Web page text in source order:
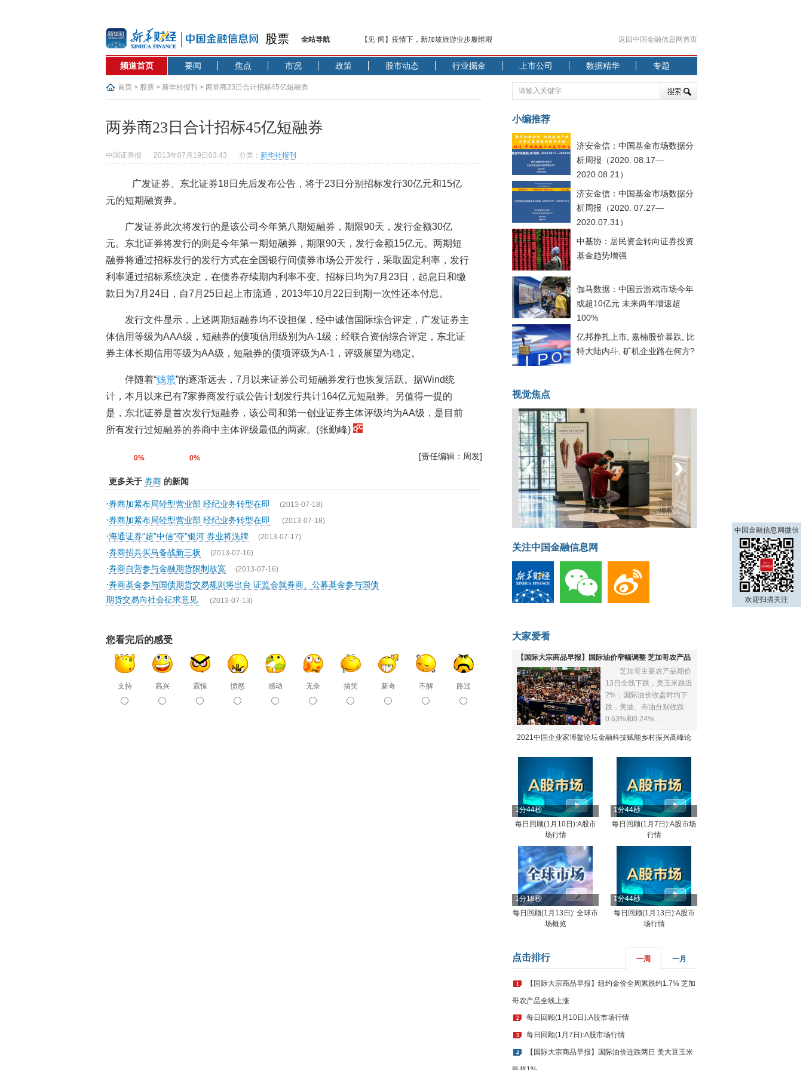
股票 全站导航
【见·闻】疫情下，新加坡旅游业步履维艰
记者手记：疫情下的香港零售业如何浴火重生？
【见·闻】疫情下一家香港传统零售商的转型突围之旅
济安金信：中国基金市场数据分析周报（2020. 07.27—2020.07.31）
【新华财经调查】同业存单、结构性存款玩起“跷跷板” 结构性失衡藏
央行公开市场净投放300亿元 短端资金利率明显下行
基本面及股市双轮冲击 债市回调十年期债表现最弱
沥青期货连续两日涨逾3% 沪银及两粕涨势喜人
恒生聚源：北斗收官之星发射成功，全产业链解析
返回中国金融信息网首页
频道首页 要闻 焦点 市况 政策 股市动态 行业掘金 上市公司 数据精华 专题
首页 > 股票 > 新华社报刊 > 两券商23日合计招标45亿短融券
两券商23日合计招标45亿短融券
中国证券报 2013年07月19日03:43 分类： 新华社报刊
广发证券、东北证券18日先后发布公告，将于23日分别招标发行30亿元和15亿
元的短期融资券。
广发证券此次将发行的是该公司今年第八期短融券，期限90天，发行金额30亿
元。东北证券将发行的则是今年第一期短融券，期限90天，发行金额15亿元。两期短
融券将通过招标发行的发行方式在全国银行间债券市场公开发行，采取固定利率，发行
利率通过招标系统决定，在债券存续期内利率不变。招标日均为7月23日，起息日和缴
款日为7月24日，自7月25日起上市流通，2013年10月22日到期一次性还本付息。
发行文件显示，上述两期短融券均不设担保，经中诚信国际综合评定，广发证券主
体信用等级为AAA级，短融券的债项信用级别为A-1级；经联合资信综合评定，东北证
券主体长期信用等级为AA级，短融券的债项评级为A-1，评级展望为稳定。
伴随着“钱荒”的逐渐远去，7月以来证券公司短融券发行也恢复活跃。据Wind统
计，本月以来已有7家券商发行或公告计划发行共计164亿元短融券。另值得一提的
是，东北证券是首次发行短融券，该公司和第一创业证券主体评级均为AA级，是目前
所有发行过短融券的券商中主体评级最低的两家。(张勤峰)
0% 0% [责任编辑：周发]
更多关于 券商 的新闻
·券商加紧布局轻型营业部 经纪业务转型在即 (2013-07-18)
·券商加紧布局轻型营业部 经纪业务转型在即 (2013-07-18)
·海通证券“超”中信“夺”银河 券业将洗牌 (2013-07-17)
·券商招兵买马备战新三板 (2013-07-16)
·券商自营参与金融期货限制放宽 (2013-07-16)
·券商基金参与国债期货交易规则将出台 证监会就券商、公募基金参与国债
期货交易向社会征求意见 (2013-07-13)
您看完后的感受
支持 高兴 震惊 愤怒 感动 无奈 搞笑 新奇 不解 路过
小编推荐
济安金信：中国基金市场数据分
析周报（2020. 08.17—
2020.08.21）
济安金信：中国基金市场数据分
析周报（2020. 07.27—
2020.07.31）
中基协：居民资金转向证券投资
基金趋势增强
伽马数据：中国云游戏市场今年
或超10亿元 未来两年增速超
100%
亿邦挣扎上市, 嘉楠股价暴跌, 比
特大陆内斗, 矿机企业路在何方?
视觉焦点
菲律宾：防疫降级
‹ ›
关注中国金融信息网
大家爱看
【国际大宗商品早报】国际油价窄幅调整 芝加哥农产品
全线下跌
芝加哥主要农产品期价
13日全线下跌，美玉米跌近
2%；国际油价收盘时均下
跌，美油、布油分别收跌
0.63%和0.24%...
2021中国企业家博鳌论坛金融科技赋能乡村振兴高峰论
1分44秒
每日回顾(1月10日):A股市
场行情
1分44秒
每日回顾(1月7日):A股市场
行情
1分18秒
每日回顾(1月13日): 全球市
场概览
1分44秒
每日回顾(1月13日):A股市
场行情
点击排行 一周 一月
1 【国际大宗商品早报】纽约金价全周累跌约1.7% 芝加
哥农产品全线上涨
2 每日回顾(1月10日):A股市场行情
3 每日回顾(1月7日):A股市场行情
4 【国际大宗商品早报】国际油价连跌两日 美大豆玉米
中国金融信息网微信
欢迎扫描关注